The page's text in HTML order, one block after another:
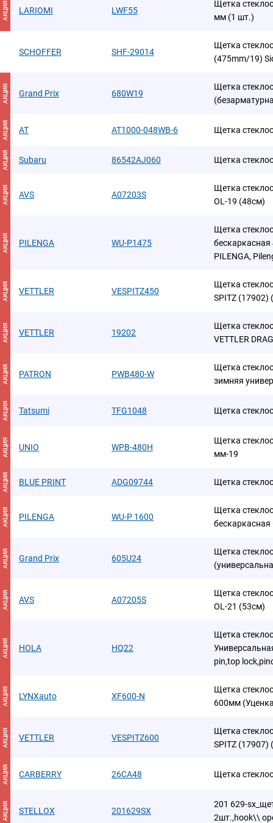
АКЦИЯ LARIOMI LWF55
Щетка
мм (1 шт.)
SCHOFFER SHF-29014
Щетка
(475mm/19)
АКЦИЯ Grand Prix 680W19
Щетка
АКЦИЯ AT AT1000-048WB-6 Щетка
АКЦИЯ Subaru 86542AJ060 Щетка
АКЦИЯ AVS A07203S
Щетка
OL-19 (48см)
АКЦИЯ PILENGA WU-P1475
Щетка
PILENGA,
АКЦИЯ VETTLER VESPITZ450
Щетка
SPITZ (17902)
АКЦИЯ VETTLER 19202
Щетка
VETTLER
АКЦИЯ PATRON PWB480-W
Щетка
зимняя
АКЦИЯ Tatsumi TFG1048 Щетка
АКЦИЯ UNIO WPB-480H
Щетка
мм-19
АКЦИЯ BLUE PRINT ADG09744 Щетка
АКЦИЯ PILENGA WU-P 1600
Щетка
АКЦИЯ Grand Prix 605U24
Щетка
АКЦИЯ AVS A07205S
Щетка
OL-21 (53см)
АКЦИЯ HOLA HQ22
Щетка
pin,top
АКЦИЯ LYNXauto XF600-N
Щетка
600мм
АКЦИЯ VETTLER VESPITZ600
Щетка
SPITZ (17907)
АКЦИЯ CARBERRY 26CA48 Щетка
АКЦИЯ STELLOX 201629SX
201 629-
2шт.,hook\\